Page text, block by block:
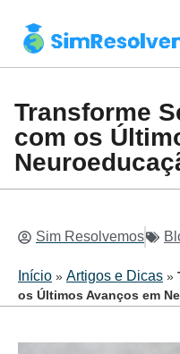
Transforme
com os
Sim Resolvemos
Início » Artigos e Dicas »
os Últimos Avanços em